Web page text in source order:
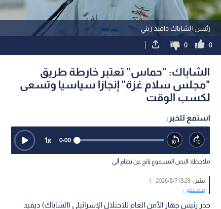
رئيس الشاباك دافيد زيني
0
0
الشاباك: "حماس" تعتبر خارطة طريق
"مجلس سلام غزة" إنجازا سياسيا وتسعى
لكسب الوقت
استمع للخبر:
0:00
1x
ملاحظة: النص المسموع ناتج عن نظام آلي
نشر :18:29 2026/8/7
|
فلسطين
حذر رئيس جهاز الأمن العام للاحتلال الإسرائيلي (الشاباك) ديفيد